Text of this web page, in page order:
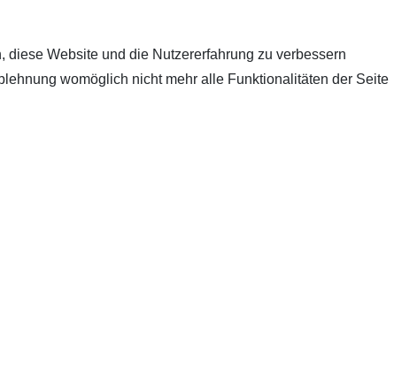
Website und die Nutzererfahrung zu verbessern
womöglich nicht mehr alle Funktionalitäten der Seite